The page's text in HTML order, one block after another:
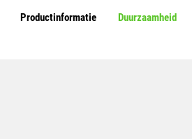
Productinformatie Duurzaamheid